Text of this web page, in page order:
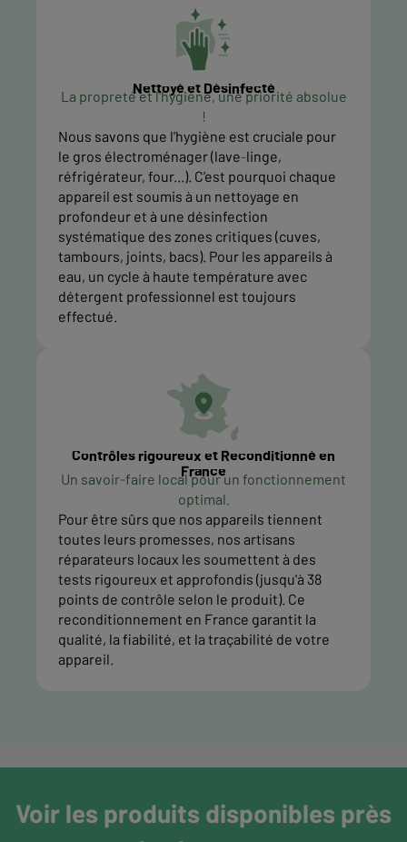
Nettoyé et Désinfecté
La propreté et l'hygiène, une priorité absolue
!
Nous savons que l'hygiène est cruciale pour
le gros électroménager (lave-linge,
réfrigérateur, four...). C'est pourquoi chaque
appareil est soumis à un nettoyage en
profondeur et à une désinfection
systématique des zones critiques (cuves,
tambours, joints, bacs). Pour les appareils à
eau, un cycle à haute température avec
détergent professionnel est toujours
effectué.
Contrôles rigoureux et Reconditionné en
France
Un savoir-faire local pour un fonctionnement
optimal.
Pour être sûrs que nos appareils tiennent
toutes leurs promesses, nos artisans
réparateurs locaux les soumettent à des
tests rigoureux et approfondis (jusqu'à 38
points de contrôle selon le produit). Ce
reconditionnement en France garantit la
qualité, la fiabilité, et la traçabilité de votre
appareil.
Voir les produits disponibles près